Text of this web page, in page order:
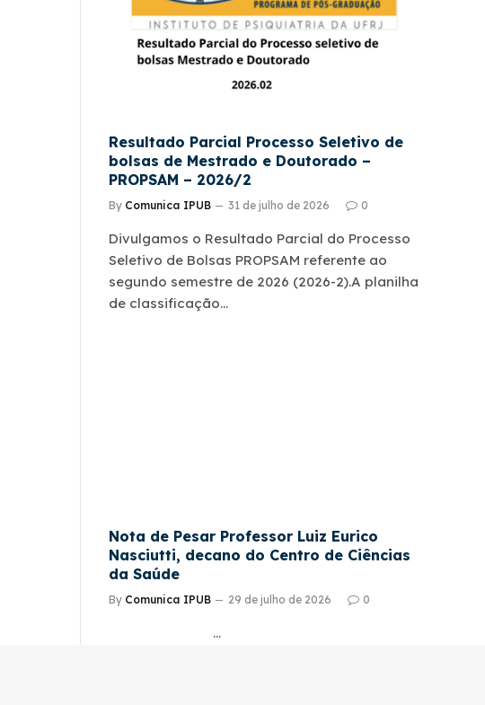
Resultado Parcial Processo Seletivo de
bolsas de Mestrado e Doutorado –
PROPSAM – 2026/2
By Comunica IPUB 31 de julho de 2026 0
Divulgamos o Resultado Parcial do Processo
Seletivo de Bolsas PROPSAM referente ao
segundo semestre de 2026 (2026-2).A planilha
de classificação…
Nota de Pesar Professor Luiz Eurico
Nasciutti, decano do Centro de Ciências
da Saúde
By Comunica IPUB 29 de julho de 2026 0
…